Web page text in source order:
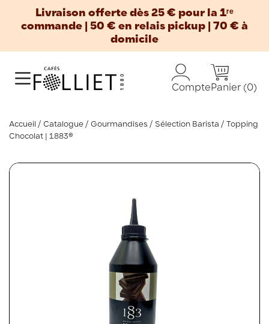
Livraison offerte dès 25 € pour la 1ʳᵉ
commande | 50 € en relais pickup | 70 € à
domicile
ComptePanier (0)
Accueil Catalogue Gourmandises Sélection Barista
Topping
Chocolat | 1883®